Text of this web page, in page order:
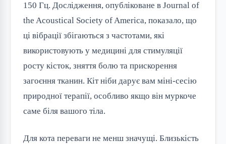
150 Гц. Дослідження, опубліковане в Journal of
the Acoustical Society of America, показало, що
ці вібрації збігаються з частотами, які
використовують у медицині для стимуляції
росту кісток, зняття болю та прискорення
загоєння тканин. Кіт ніби дарує вам міні-сесію
природної терапії, особливо якщо він муркоче
саме біля вашого тіла.
Для кота переваги не менш значущі. Близькість